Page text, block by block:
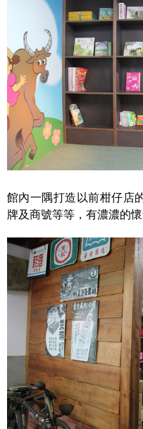
館內一隅打造以前柑仔店
牌及商號等等，有濃濃的